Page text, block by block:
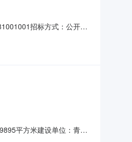
招标方式：公开项
平方米建设单位：青岛